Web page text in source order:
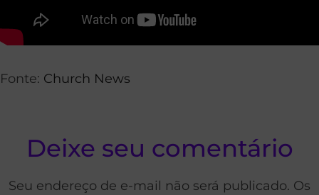
Fonte: Church News
Deixe seu comentário
Seu endereço de e-mail não será publicado. Os